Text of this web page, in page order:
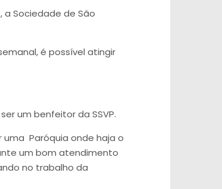
Sociedade de São
é possível atingir
um benfeitor da SSVP.
uma Paróquia onde haja o
um bom atendimento
no trabalho da